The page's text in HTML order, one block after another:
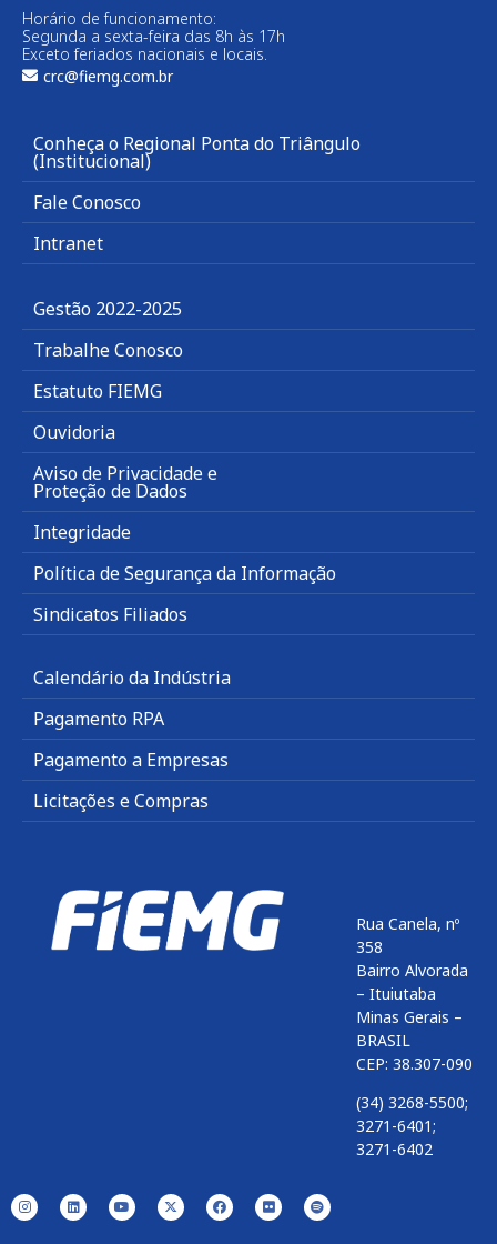
Horário de funcionamento:
Segunda a sexta-feira das 8h às 17h
Exceto feriados nacionais e locais.
crc@fiemg.com.br
Conheça o Regional Ponta do Triângulo
(Institucional)
Fale Conosco
Intranet
Gestão 2022-2025
Trabalhe Conosco
Estatuto FIEMG
Ouvidoria
Aviso de Privacidade e
Proteção de Dados
Integridade
Política de Segurança da Informação
Sindicatos Filiados
Calendário da Indústria
Pagamento RPA
Pagamento a Empresas
Licitações e Compras
Rua Canela, nº
358
Bairro Alvorada
– Ituiutaba
Minas Gerais –
BRASIL
CEP: 38.307-090
(34) 3268-5500;
3271-6401;
3271-6402